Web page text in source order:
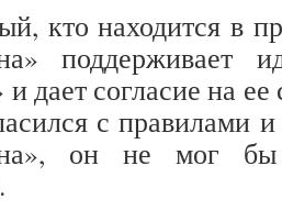
кто находится в
поддерживает
дает согласие на
с правилами
он не мог бы